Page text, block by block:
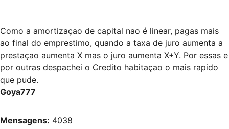
Como a amortizaçao de capital nao é linear, pagas mais
ao final do emprestimo, quando a taxa de juro aumenta a
prestaçao aumenta X mas o juro aumenta X+Y. Por essas e
por outras despachei o Credito habitaçao o mais rapido
que pude.
Goya777
Mensagens: 4038